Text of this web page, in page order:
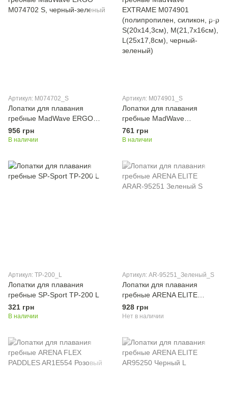
Артикул: M074702_S
Лопатки для плавания
гребные MadWave ERGO
M074702 S, черный-зеленый
956 грн
В наличии
Артикул: M074901_S
Лопатки для плавания
гребные MadWave
EXTRAME M074901
(полипропилен, силикон, р-р
L(25x17,8см), черный-
зеленый)
761 грн
В наличии
Артикул: TP-200_L
Лопатки для плавания
гребные SP-Sport TP-200 L
321 грн
В наличии
Артикул: AR-95251_Зеленый_S
Лопатки для плавания
гребные ARENA ELITE
ARAR-95251 Зеленый S
928 грн
Нет в наличии